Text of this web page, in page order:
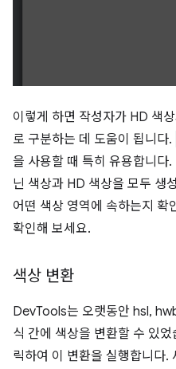
이렇게 하면 작성자가 HD 색
로 구분하는 데 도움이 됩니다.
을 사용할 때 특히 유용합니다
닌 색상과 HD 색상을 모두 생
어떤 색상 영역에 속하는지 확
확인해 보세요.
색상 변환
DevTools는 오랫동안 hsl,
식 간에 색상을 변환할 수 있었
릭하여 이 변환을 실행합니다.